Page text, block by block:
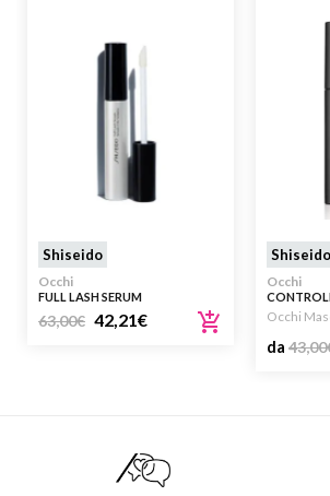
Shiseido
Occhi
FULL LASH SERUM
63,00€ 42,21€
Shiseido
Occhi
Occhi
da 43,00